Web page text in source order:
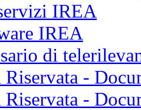
IREA
IREA
di
Riservata -
Riservata -